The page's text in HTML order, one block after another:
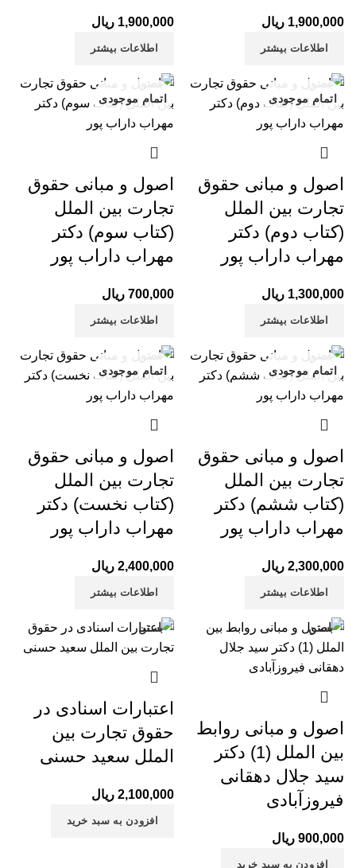
1,900,000 ریال
اطلاعات بیشتر
1,900,000 ریال
اطلاعات بیشتر
اتمام موجودی
بستن
اصول و مبانی حقوق
تجارت بین الملل
(کتاب دوم) دکتر
مهراب داراب پور
1,300,000 ریال
اطلاعات بیشتر
اتمام موجودی
بستن
اصول و مبانی حقوق
تجارت بین الملل
(کتاب سوم) دکتر
مهراب داراب پور
700,000 ریال
اطلاعات بیشتر
اتمام موجودی
بستن
اصول و مبانی حقوق
تجارت بین الملل
(کتاب ششم) دکتر
مهراب داراب پور
2,300,000 ریال
اطلاعات بیشتر
اتمام موجودی
بستن
اصول و مبانی حقوق
تجارت بین الملل
(کتاب نخست) دکتر
مهراب داراب پور
2,400,000 ریال
اطلاعات بیشتر
بستن
اصول و مبانی روابط
بین الملل (1) دکتر
سید جلال دهقانی
فیروزآبادی
900,000 ریال
افزودن به سبد خرید
بستن
اعتبارات اسنادی در
حقوق تجارت بین
الملل سعید حسنی
2,100,000 ریال
افزودن به سبد خرید